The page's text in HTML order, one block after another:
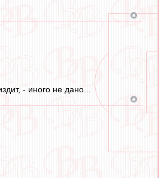
- иного не дано...